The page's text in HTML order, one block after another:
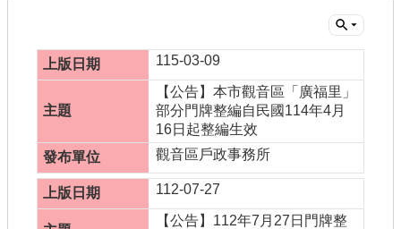
機關通訊錄
書表下載
門牌查詢
回首頁
115-03-09
【公告】本市觀音區「廣福里」
部分門牌整編自民國114年4月
16日起整編生效
觀音區戶政事務所
112-07-27
【公告】112年7月27日門牌整